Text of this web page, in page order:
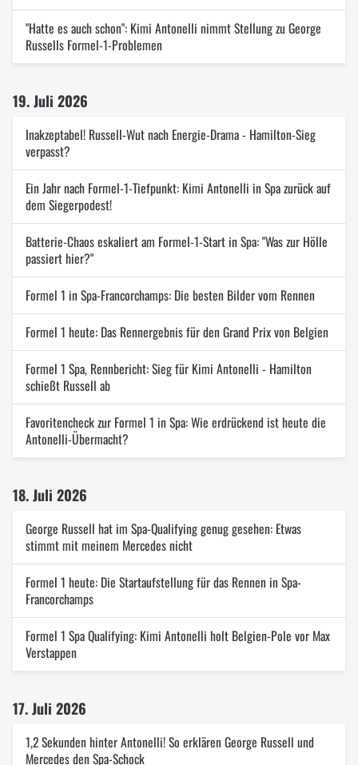
"Hatte es auch schon": Kimi Antonelli nimmt Stellung zu George
Russells Formel-1-Problemen
19. Juli 2026
Inakzeptabel! Russell-Wut nach Energie-Drama - Hamilton-Sieg
verpasst?
Ein Jahr nach Formel-1-Tiefpunkt: Kimi Antonelli in Spa zurück auf
dem Siegerpodest!
Batterie-Chaos eskaliert am Formel-1-Start in Spa: "Was zur Hölle
passiert hier?"
Formel 1 in Spa-Francorchamps: Die besten Bilder vom Rennen
Formel 1 heute: Das Rennergebnis für den Grand Prix von Belgien
Formel 1 Spa, Rennbericht: Sieg für Kimi Antonelli - Hamilton
schießt Russell ab
Favoritencheck zur Formel 1 in Spa: Wie erdrückend ist heute die
Antonelli-Übermacht?
18. Juli 2026
George Russell hat im Spa-Qualifying genug gesehen: Etwas
stimmt mit meinem Mercedes nicht
Formel 1 heute: Die Startaufstellung für das Rennen in Spa-
Francorchamps
Formel 1 Spa Qualifying: Kimi Antonelli holt Belgien-Pole vor Max
Verstappen
17. Juli 2026
1,2 Sekunden hinter Antonelli! So erklären George Russell und
Mercedes den Spa-Schock